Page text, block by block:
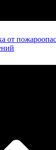
от